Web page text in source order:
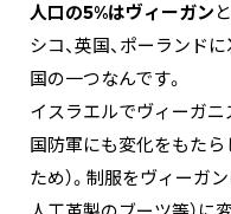
人口の5%はヴィーガン
シコ、英国、ポーランド
国の一つなんです。
イスラエルでヴィーガニ
国防軍にも変化をもたら
ため）。制服をヴィーガ